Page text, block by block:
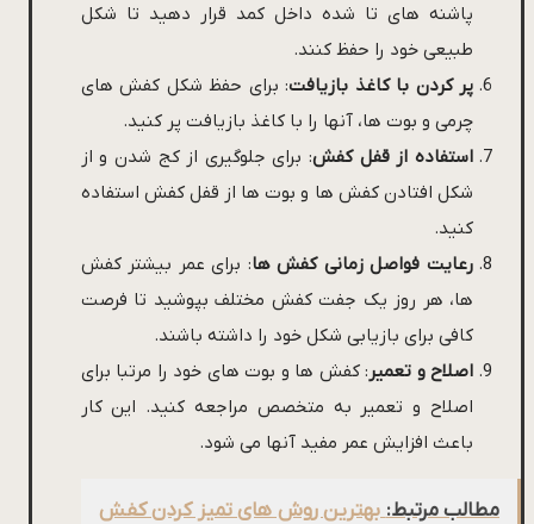
پاشنه های تا شده داخل کمد قرار دهید تا شکل
طبیعی خود را حفظ کنند.
پر کردن با کاغذ بازیافت: برای حفظ شکل کفش های
چرمی و بوت ها، آنها را با کاغذ بازیافت پر کنید.
استفاده از قفل کفش: برای جلوگیری از کج شدن و از
شکل افتادن کفش ها و بوت ها از قفل کفش استفاده
کنید.
رعایت فواصل زمانی کفش ها: برای عمر بیشتر کفش
ها، هر روز یک جفت کفش مختلف بپوشید تا فرصت
کافی برای بازیابی شکل خود را داشته باشند.
اصلاح و تعمیر : کفش ها و بوت های خود را مرتبا برای
اصلاح و تعمیر به متخصص مراجعه کنید. این کار
باعث افزایش عمر مفید آنها می شود.
مطالب مرتبط: بهترین روش های تمیز کردن کفش